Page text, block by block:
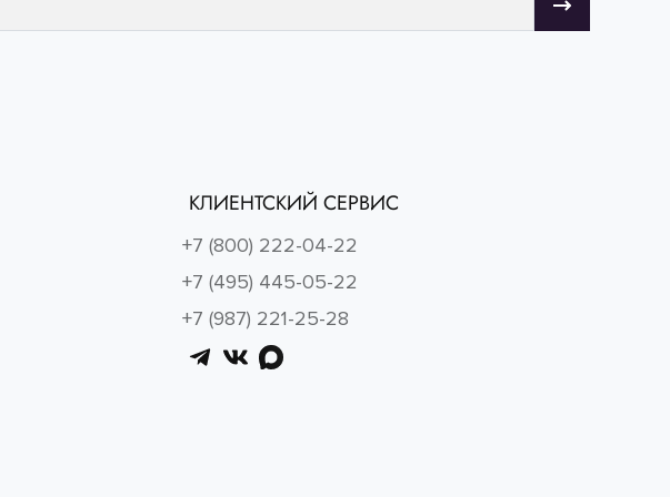
КЛИЕНТСКИЙ СЕРВИС
+7 (800) 222-04-22
+7 (495) 445-05-22
+7 (987) 221-25-28